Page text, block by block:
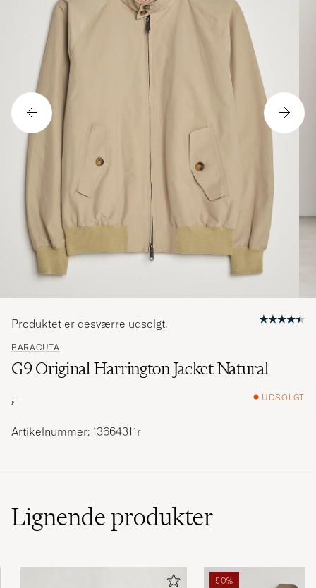
BARACUTA
G9 Original Harrington Jacket Natural
,-
UDSOLGT
Produktet er desværre udsolgt.
Artikelnummer: 13664311r
Lignendeprodukter
50%